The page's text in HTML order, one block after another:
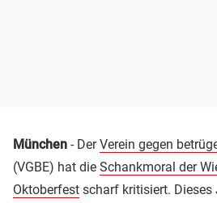
München - DerVerein gegen
(VGBE) hat die Schankmoral der
Oktoberfest scharf kritisiert.